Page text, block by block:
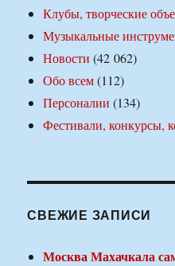
Клубы, творческие
Музыкальные
Новости (42 062)
Обо всем(112)
Персоналии (134)
Фестивали, конкурсы,
СВЕЖИЕ ЗАПИСИ
Москва Махачкала